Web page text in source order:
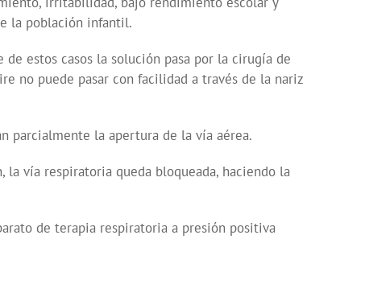
la población infantil.
estos casos la solución pasa por la cirugía de
no puede pasar con facilidad a través de la nariz
parcialmente la apertura de la vía aérea.
la vía respiratoria queda bloqueada, haciendo la
de terapia respiratoria a presión positiva